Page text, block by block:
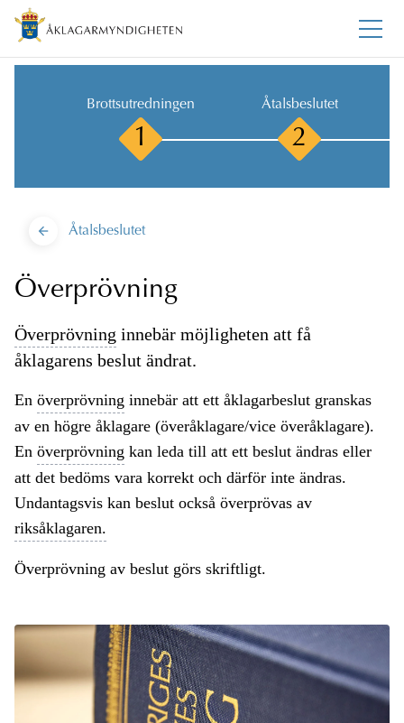
Brottsutredningen
1
Åtalsbeslutet
2
Åtalsbeslutet
Överprövning
Överprövning innebär möjligheten att få
åklagarens beslut ändrat.
En överprövning innebär att ett åklagarbeslut granskas
av en högre åklagare (överåklagare/vice överåklagare).
En överprövning kan leda till att ett beslut ändras eller
att det bedöms vara korrekt och därför inte ändras.
Undantagsvis kan beslut också överprövas av
riksåklagaren.
Överprövning av beslut görs skriftligt.